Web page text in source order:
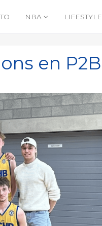
NBA LIFESTYLE
en P2B